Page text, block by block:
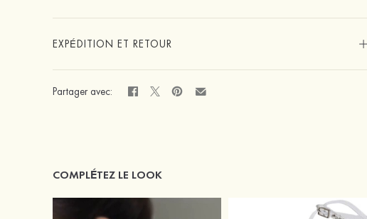
EXPÉDITION ET RETOUR
Partager avec:
COMPLÉTEZ LE LOOK